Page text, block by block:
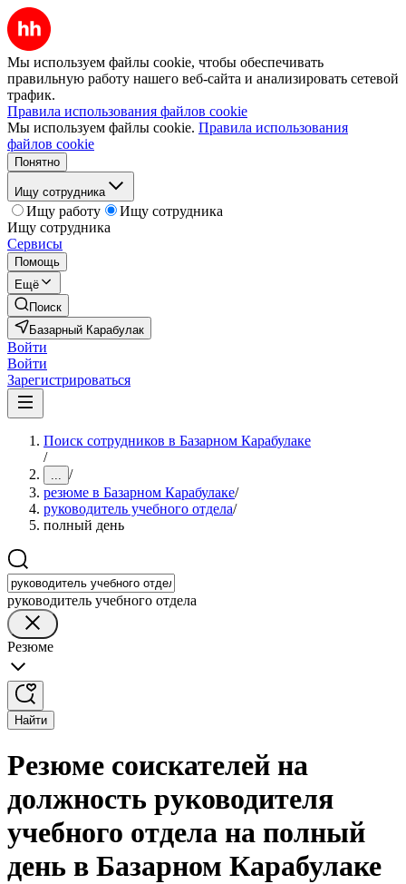
Мы используем файлы cookie, чтобы обеспечивать
правильную работу нашего веб-сайта и анализировать сетевой
трафик.
Правила использования файлов cookie
Мы используем файлы cookie. Правила использования
файлов cookie
Понятно
Ищу сотрудника
Ищу работу
Ищу сотрудника
Ищу сотрудника
Сервисы
Помощь
Ещё
Поиск
Базарный Карабулак
Войти
Войти
Зарегистрироваться
Поиск сотрудников в Базарном Карабулаке
/
... /
резюме в Базарном Карабулаке/
руководитель учебного отдела/
полный день
руководитель учебного отдела
Резюме
Найти
Резюме соискателей на
должность руководителя
учебного отдела на полный
день в Базарном Карабулаке